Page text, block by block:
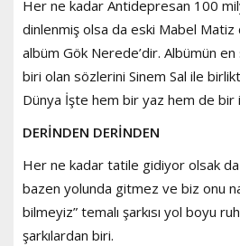
Her ne kadar Antidepresan 100
dinlenmiş olsa da eski Mabel Matiz
albüm Gök Nerede’dir. Albümün en
biri olan sözlerini Sinem Sal ile
Dünya İşte hem bir yaz hem de bir
DERİNDEN DERİNDEN
Her ne kadar tatile gidiyor olsak da
bazen yolunda gitmez ve biz onu
bilmeyiz” temalı şarkısı yol boyu
şarkılardan biri.